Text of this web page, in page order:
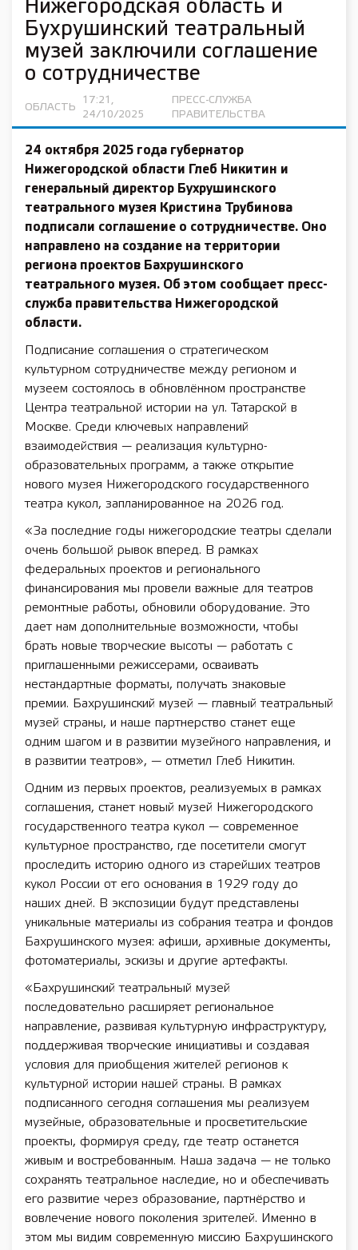
Нижегородская область и
Бухрушинский театральный
музей заключили соглашение
о сотрудничестве
ОБЛАСТЬ
17:21,
24/10/2025
ПРЕСС-СЛУЖБА
ПРАВИТЕЛЬСТВА
24 октября 2025 года губернатор
Нижегородской области Глеб Никитин и
генеральный директор Бухрушинского
театрального музея Кристина Трубинова
подписали соглашение о сотрудничестве. Оно
направлено на создание на территории
региона проектов Бахрушинского
театрального музея. Об этом сообщает пресс-
служба правительства Нижегородской
области.
Подписание соглашения о стратегическом
культурном сотрудничестве между регионом и
музеем состоялось в обновлённом пространстве
Центра театральной истории на ул. Татарской в
Москве. Среди ключевых направлений
взаимодействия — реализация культурно-
образовательных программ, а также открытие
нового музея Нижегородского государственного
театра кукол, запланированное на 2026 год.
«За последние годы нижегородские театры сделали
очень большой рывок вперед. В рамках
федеральных проектов и регионального
финансирования мы провели важные для театров
ремонтные работы, обновили оборудование. Это
дает нам дополнительные возможности, чтобы
брать новые творческие высоты — работать с
приглашенными режиссерами, осваивать
нестандартные форматы, получать знаковые
премии. Бахрушинский музей — главный театральный
музей страны, и наше партнерство станет еще
одним шагом и в развитии музейного направления, и
в развитии театров», — отметил Глеб Никитин.
Одним из первых проектов, реализуемых в рамках
соглашения, станет новый музей Нижегородского
государственного театра кукол — современное
культурное пространство, где посетители смогут
проследить историю одного из старейших театров
кукол России от его основания в 1929 году до
наших дней. В экспозиции будут представлены
уникальные материалы из собрания театра и фондов
Бахрушинского музея: афиши, архивные документы,
фотоматериалы, эскизы и другие артефакты.
«Бахрушинский театральный музей
последовательно расширяет региональное
направление, развивая культурную инфраструктуру,
поддерживая творческие инициативы и создавая
условия для приобщения жителей регионов к
культурной истории нашей страны. В рамках
подписанного сегодня соглашения мы реализуем
музейные, образовательные и просветительские
проекты, формируя среду, где театр останется
живым и востребованным. Наша задача — не только
сохранять театральное наследие, но и обеспечивать
его развитие через образование, партнёрство и
вовлечение нового поколения зрителей. Именно в
этом мы видим современную миссию Бахрушинского